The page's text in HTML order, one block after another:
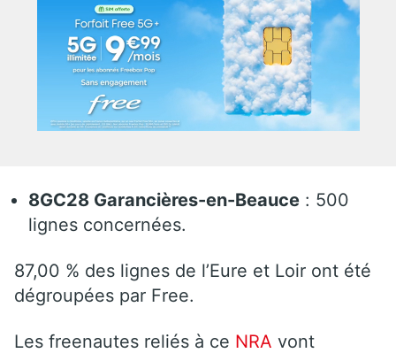
8GC28 Garancières-en-Beauce : 500
lignes concernées.
87,00 % des lignes de l’Eure et Loir ont été
dégroupées par Free.
Les freenautes reliés à ce NRA vont